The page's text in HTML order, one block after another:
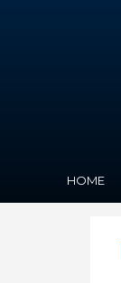
HOME